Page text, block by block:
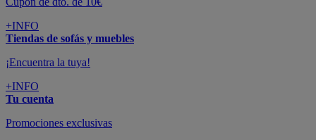
+INFO
Tiendas de sofás y muebles
¡Encuentra la tuya!
+INFO
Tu cuenta
Promociones exclusivas